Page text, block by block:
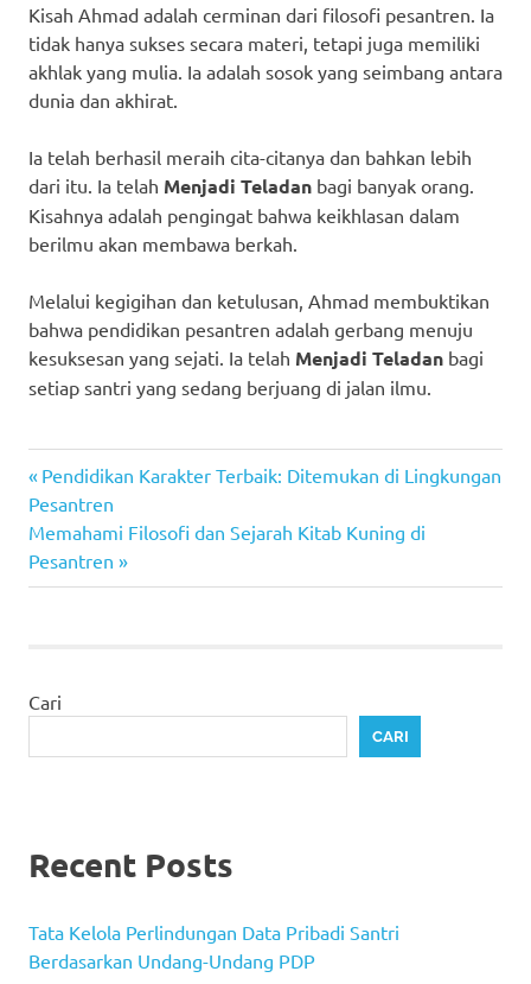
Kisah Ahmad adalah cerminan dari filosofi pesantren. Ia
tidak hanya sukses secara materi, tetapi juga memiliki
akhlak yang mulia. Ia adalah sosok yang seimbang antara
dunia dan akhirat.
Ia telah berhasil meraih cita-citanya dan bahkan lebih
dari itu. Ia telah Menjadi Teladan bagi banyak orang.
Kisahnya adalah pengingat bahwa keikhlasan dalam
berilmu akan membawa berkah.
Melalui kegigihan dan ketulusan, Ahmad membuktikan
bahwa pendidikan pesantren adalah gerbang menuju
kesuksesan yang sejati. Ia telah Menjadi Teladan bagi
setiap santri yang sedang berjuang di jalan ilmu.
Navigasi
pos
Previous
Post:
Pendidikan Karakter Terbaik: Ditemukan di Lingkungan
Pesantren
Next
Post:
Memahami Filosofi dan Sejarah Kitab Kuning di
Pesantren
Cari
CARI
Recent Posts
Tata Kelola Perlindungan Data Pribadi Santri
Berdasarkan Undang-Undang PDP